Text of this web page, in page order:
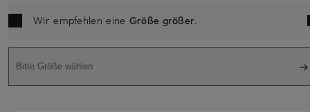
Wir empfehlen eine Größe größer.
Bitte Größe wählen